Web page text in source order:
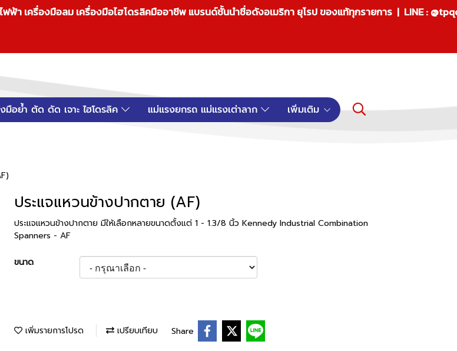
า เครื่องมือลม เครื่องมือไฮโดรลิคมืออาชีพ แบรนด์ชั้นนำชื่อดังอเมริกา ยุโรป ของแท้ทุกรายการ | LINE :
มือย้ำ ตัด ดัด เจาะ ไฮโดรลิค แม่แรงยกรถ แม่แรงเต่าลาก เพิ่มเติม
ประแจแหวนข้างปากตาย (AF)
ประแจแหวนข้างปากตาย มีให้เลือกหลายขนาดตั้งแต่ 1 - 1.3/8 นิ้ว Kennedy Industrial Combination
Spanners - AF
ขนาด
เพิ่มรายการโปรด เปรียบเทียบ Share